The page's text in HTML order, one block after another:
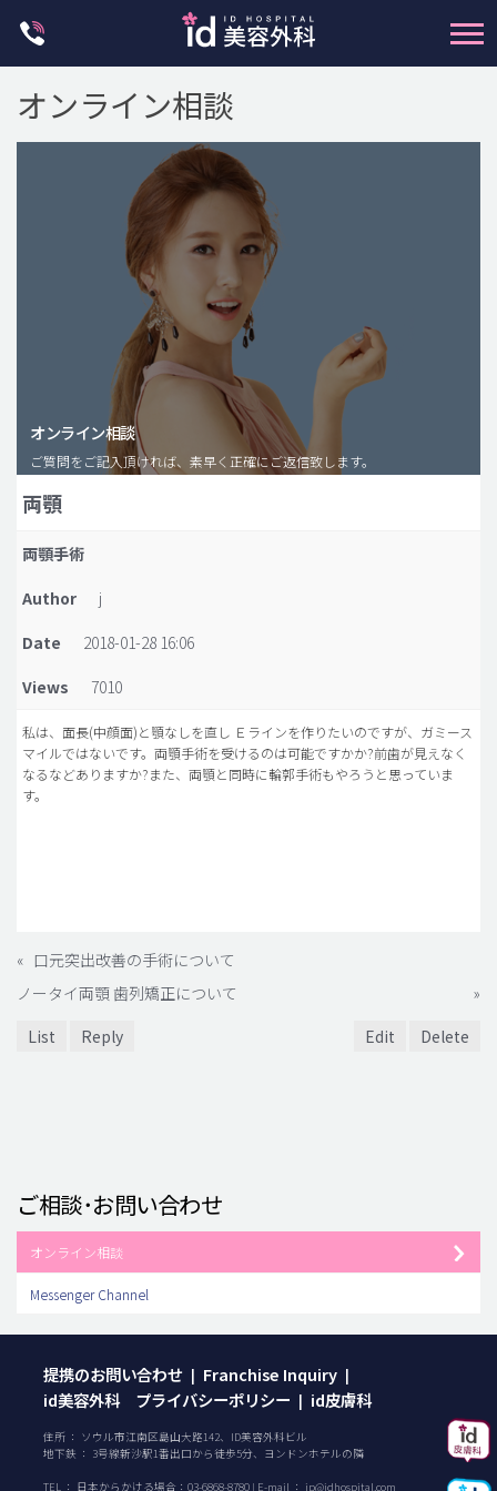
脂肪注入(アンチエイジング)
豊胸手術・バストアップ
プチ整形
idリアルストーリー
idニュース
病院紹介
安全整形
料金一覧
ご相談のお問い合わせ
オンライン相談
オンライン相談
ご質問をご記入頂ければ、素早く正確にご返信致します。
両顎
両顎手術
Author
j
Date
2018-01-28 16:06
Views
7010
私は、面長(中顔面)と顎なしを直し Ｅラインを作りたいのですが、ガミース
マイルではないです。両顎手術を受けるのは可能ですかか?前歯が見えなく
なるなどありますか?また、両顎と同時に輪郭手術もやろうと思っていま
す。
« 口元突出改善の手術について
ノータイ両顎 歯列矯正について
»
List
Reply Edit Delete
ご相談･お問い合わせ
オンライン相談
Messenger Channel
提携のお問い合わせ | Franchise Inquiry |
id美容外科 プライバシーポリシー | id皮膚科
住所 ： ソウル市江南区島山大路142、ID美容外科ビル
地下鉄 ： 3号線新沙駅1番出口から徒歩5分、ヨンドンホテルの隣
TEL ： 日本からかける場合： 03-6868-8780 | E-mail ： jp@idhospital.com